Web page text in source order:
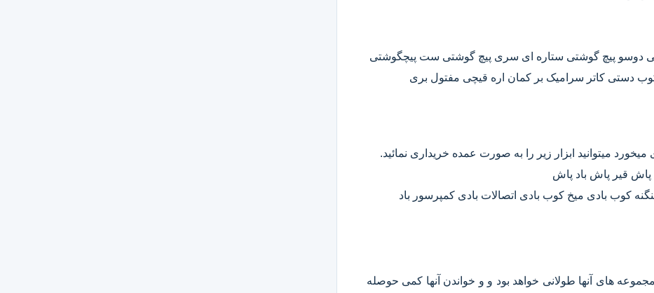
دوسو پیچ گوشتی ستاره ای سری پیچ گوشتی ست پیچگوشتی
دستی کاتر سرامیک بر کمان اره قیچی مفتول بری
میتوانید ابزار زیر را به صورت عمده خریداری نمائید.
پاش قیر پاش باد پاش
کوب بادی میخ کوب بادی اتصالات بادی کمپرسور باد
مجموعه های آنها طولانی خواهد بود و و خواندن آنها کمی حوصله